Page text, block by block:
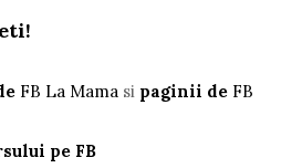
FB La Mama si paginii de FB
pe FB